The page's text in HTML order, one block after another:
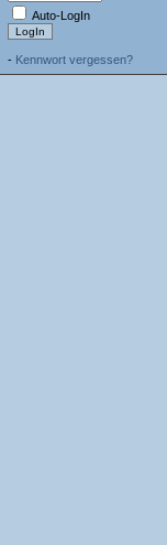
Auto-LogIn
- Kennwort vergessen?